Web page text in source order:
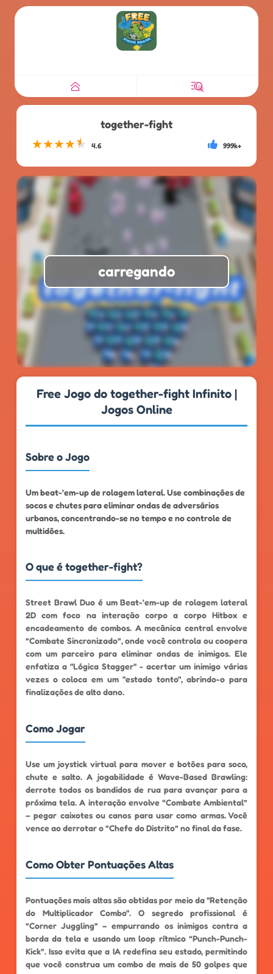
together-fight
★★★★★ 4.6 999k+
carregando
★★★★ ★ 4.6
Free Jogo do together-fight Infinito |
Jogos Online
Sobre o Jogo
Um beat-'em-up de rolagem lateral. Use combinações de
socos e chutes para eliminar ondas de adversários
urbanos, concentrando-se no tempo e no controle de
multidões.
O que é together-fight?
Street Brawl Duo é um Beat-'em-up de rolagem lateral
2D com foco na interação corpo a corpo Hitbox e
encadeamento de combos. A mecânica central envolve
“Combate Sincronizado”, onde você controla ou coopera
com um parceiro para eliminar ondas de inimigos. Ele
enfatiza a "Lógica Stagger" - acertar um inimigo várias
vezes o coloca em um "estado tonto", abrindo-o para
finalizações de alto dano.
Como Jogar
Use um joystick virtual para mover e botões para soco,
chute e salto. A jogabilidade é Wave-Based Brawling:
derrote todos os bandidos de rua para avançar para a
próxima tela. A interação envolve “Combate Ambiental”
– pegar caixotes ou canos para usar como armas. Você
vence ao derrotar o “Chefe do Distrito” no final da fase.
Como Obter Pontuações Altas
Pontuações mais altas são obtidas por meio da "Retenção
do Multiplicador Combo". O segredo profissional é
“Corner Juggling” – empurrando os inimigos contra a
borda da tela e usando um loop rítmico “Punch-Punch-
Kick”. Isso evita que a IA redefina seu estado, permitindo
que você construa um combo de mais de 50 golpes que